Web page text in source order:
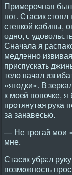
Примерочная
ног. Стасик
стенкой кабины,
одно, с
Сначала я
медленно
приспускать
тело начал
«ягодки». В
к моей попочке, я
протянутая рука
за занавесью.
— Не трогай мои
мне.
Стасик убрал
возможность